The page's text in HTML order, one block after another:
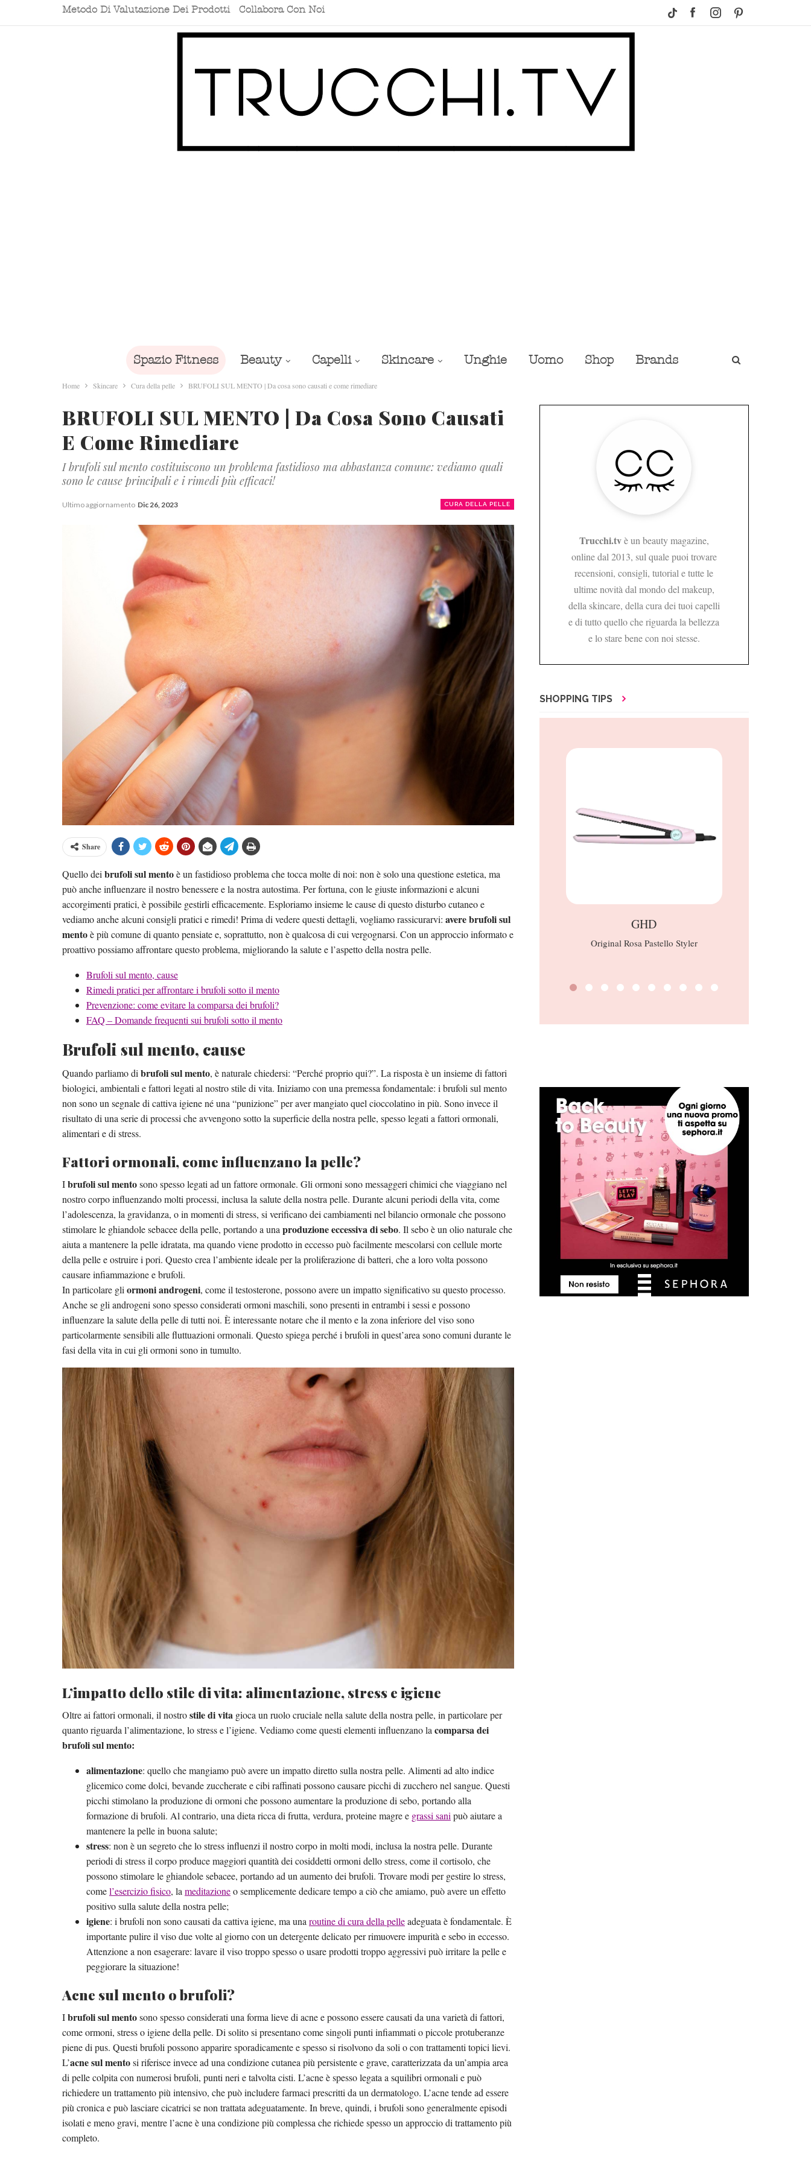
Metodo Di Valutazione Dei Prodotti Collabora Con Noi
Spazio Fitness Beauty Capelli Skincare Unghie Uomo Shop Brands
Home Skincare Cura della pelle BRUFOLI SUL MENTO | Da cosa sono causati e come rimediare
BRUFOLI SUL MENTO | Da Cosa Sono Causati
E Come Rimediare
I brufoli sul mento costituiscono un problema fastidioso ma abbastanza comune: vediamo quali
sono le cause principali e i rimedi più efficaci!
CURA DELLA PELLE
Ultimo aggiornamento Dic 26, 2023
Share
Quello deibrufoli sul mentoè un fastidioso problema che tocca molte di noi: non è solo una questione estetica, ma
può anche influenzare il nostro benessere e la nostra autostima. Per fortuna, con le giuste informazioni e alcuni
accorgimenti pratici, è possibile gestirli efficacemente. Esploriamo insieme le cause di questo disturbo cutaneo e
vediamo anche alcuni consigli pratici e rimedi! Prima di vedere questi dettagli, vogliamo rassicurarvi: avere brufoli sul
mentoè più comune di quanto pensiate e, soprattutto, non è qualcosa di cui vergognarsi. Con un approccio informato e
proattivo possiamo affrontare questo problema, migliorando la salute e l’aspetto della nostra pelle.
Brufoli sul mento, cause
Rimedi pratici per affrontare i brufoli sotto il mento
Prevenzione: come evitare la comparsa dei brufoli?
FAQ – Domande frequenti sui brufoli sotto il mento
Brufoli sul mento, cause
Quando parliamo dibrufoli sul mento, è naturale chiedersi: “Perché proprio qui?”. La risposta è un insieme di fattori
biologici, ambientali e fattori legati al nostro stile di vita. Iniziamo con una premessa fondamentale: i brufoli sul mento
non sono un segnale di cattiva igiene né una “punizione” per aver mangiato quel cioccolatino in più. Sono invece il
risultato di una serie di processi che avvengono sotto la superficie della nostra pelle, spesso legati a fattori ormonali,
alimentari e di stress.
Fattori ormonali, come influenzano la pelle?
Ibrufoli sul mentosono spesso legati ad un fattore ormonale. Gli ormoni sono messaggeri chimici che viaggiano nel
nostro corpo influenzando molti processi, inclusa la salute della nostra pelle. Durante alcuni periodi della vita, come
l’adolescenza, la gravidanza, o in momenti di stress, si verificano dei cambiamenti nel bilancio ormonale che possono
stimolare le ghiandole sebacee della pelle, portando a unaproduzione eccessiva di sebo. Il sebo è un olio naturale che
aiuta a mantenere la pelle idratata, ma quando viene prodotto in eccesso può facilmente mescolarsi con cellule morte
della pelle e ostruire i pori. Questo crea l’ambiente ideale per la proliferazione di batteri, che a loro volta possono
causare infiammazione e brufoli.
In particolare gliormoni androgeni, come il testosterone, possono avere un impatto significativo su questo processo.
Anche se gli androgeni sono spesso considerati ormoni maschili, sono presenti in entrambi i sessi e possono
influenzare la salute della pelle di tutti noi. È interessante notare che il mento e la zona inferiore del viso sono
particolarmente sensibili alle fluttuazioni ormonali. Questo spiega perché i brufoli in quest’area sono comuni durante le
fasi della vita in cui gli ormoni sono in tumulto.
L’impatto dello stile di vita: alimentazione, stress e igiene
Oltre ai fattori ormonali, il nostrostile di vita gioca un ruolo cruciale nella salute della nostra pelle, in particolare per
quanto riguarda l’alimentazione, lo stress e l’igiene. Vediamo come questi elementi influenzano la comparsa dei
brufoli sul mento:
alimentazione: quello che mangiamo può avere un impatto diretto sulla nostra pelle. Alimenti ad alto indice
glicemico come dolci, bevande zuccherate e cibi raffinati possono causare picchi di zucchero nel sangue. Questi
picchi stimolano la produzione di ormoni che possono aumentare la produzione di sebo, portando alla
formazione di brufoli. Al contrario, una dieta ricca di frutta, verdura, proteine magre e grassi sani può aiutare a
mantenere la pelle in buona salute;
stress: non è un segreto che lo stress influenzi il nostro corpo in molti modi, inclusa la nostra pelle. Durante
periodi di stress il corpo produce maggiori quantità dei cosiddetti ormoni dello stress, come il cortisolo, che
possono stimolare le ghiandole sebacee, portando ad un aumento dei brufoli. Trovare modi per gestire lo stress,
comel’esercizio fisico, la meditazioneo semplicemente dedicare tempo a ciò che amiamo, può avere un effetto
positivo sulla salute della nostra pelle;
igiene: i brufoli non sono causati da cattiva igiene, ma una routine di cura della pelleadeguata è fondamentale. È
importante pulire il viso due volte al giorno con un detergente delicato per rimuovere impurità e sebo in eccesso.
Attenzione a non esagerare: lavare il viso troppo spesso o usare prodotti troppo aggressivi può irritare la pelle e
peggiorare la situazione!
Acne sul mento o brufoli?
Ibrufoli sul mentosono spesso considerati una forma lieve di acne e possono essere causati da una varietà di fattori,
come ormoni, stress o igiene della pelle. Di solito si presentano come singoli punti infiammati o piccole protuberanze
piene di pus. Questi brufoli possono apparire sporadicamente e spesso si risolvono da soli o con trattamenti topici lievi.
L’acne sul mentosi riferisce invece ad una condizione cutanea più persistente e grave, caratterizzata da un’ampia area
di pelle colpita con numerosi brufoli, punti neri e talvolta cisti. L’acne è spesso legata a squilibri ormonali e può
richiedere un trattamento più intensivo, che può includere farmaci prescritti da un dermatologo. L’acne tende ad essere
più cronica e può lasciare cicatrici se non trattata adeguatamente. In breve, quindi, i brufoli sono generalmente episodi
isolati e meno gravi, mentre l’acne è una condizione più complessa che richiede spesso un approccio di trattamento più
completo.
Trucchi.tvè un beauty magazine,
online dal 2013, sul quale puoi trovare
recensioni, consigli, tutorial e tutte le
ultime novità dal mondo del makeup,
della skincare, della cura dei tuoi capelli
e di tutto quello che riguarda la bellezza
e lo stare bene con noi stesse.
SHOPPING TIPS
GHD
Original Rosa Pastello Styler